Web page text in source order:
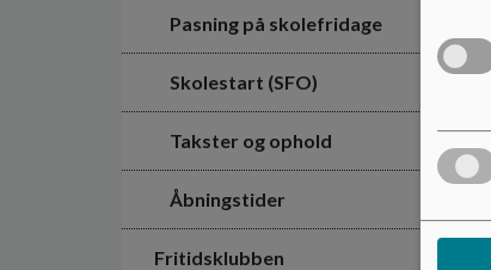
Pasning på skolefridage
Skolestart (SFO)
Takster og ophold
Åbningstider
Fritidsklubben